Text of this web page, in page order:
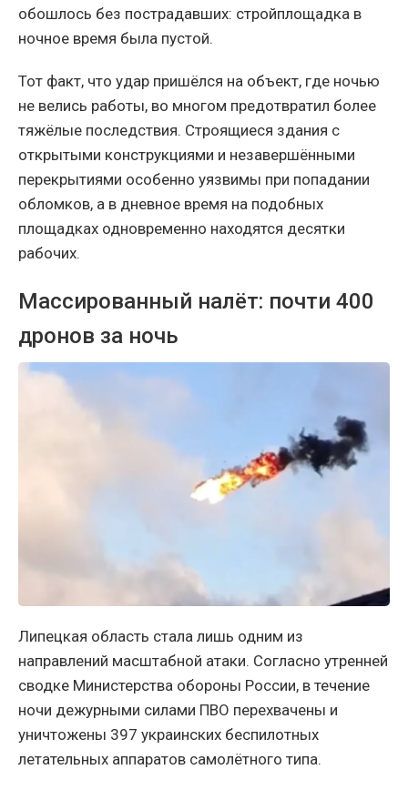
обошлось без пострадавших: стройплощадка в
ночное время была пустой.
Тот факт, что удар пришёлся на объект, где ночью
не велись работы, во многом предотвратил более
тяжёлые последствия. Строящиеся здания с
открытыми конструкциями и незавершёнными
перекрытиями особенно уязвимы при попадании
обломков, а в дневное время на подобных
площадках одновременно находятся десятки
рабочих.
Массированный налёт: почти 400
дронов за ночь
Липецкая область стала лишь одним из
направлений масштабной атаки. Согласно утренней
сводке Министерства обороны России, в течение
ночи дежурными силами ПВО перехвачены и
уничтожены 397 украинских беспилотных
летательных аппаратов самолётного типа.